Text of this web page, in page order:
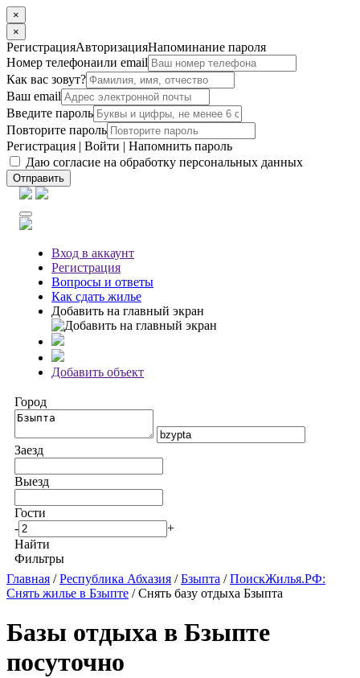
×
×
РегистрацияАвторизацияНапоминание пароля
Номер телефонаили email
Как вас зовут?
Ваш email
Введите пароль
Повторите пароль
Регистрация | Войти | Напомнить пароль
Даю согласие на обработку персональных данных
Отправить
Вход в аккаунт
Регистрация
Вопросы и ответы
Как сдать жилье
Добавить на главный экран
Добавить объект
Город
Заезд
Выезд
Гости
-
+
Найти
Фильтры
Главная /Республика Абхазия /Бзыпта /ПоискЖилья.РФ:
Снять жилье в Бзыпте / Снять базу отдыха Бзыпта
Базы отдыха в Бзыпте
посуточно